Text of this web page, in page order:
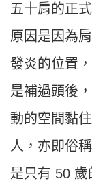
五十肩的正
原因是因為
發炎的位置
是補過頭後
動的空間黏
人，亦即俗
是只有 50